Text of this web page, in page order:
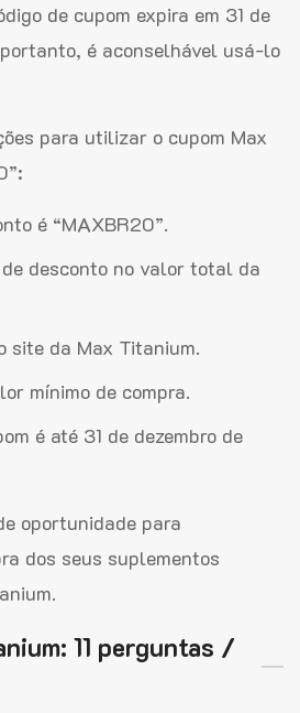
de cupom expira em 31 de
é aconselhável usá-lo
para utilizar o cupom Max
é “MAXBR20”.
desconto no valor total da
site da Max Titanium.
mínimo de compra.
é até 31 de dezembro de
oportunidade para
dos seus suplementos
11 perguntas /